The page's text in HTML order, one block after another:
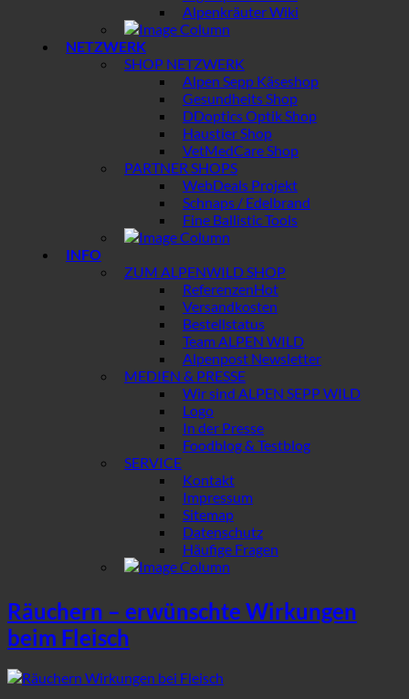
Alpenkräuter Wiki
NETZWERK
SHOP NETZWERK
Alpen Sepp Käseshop
Gesundheits Shop
DDoptics Optik Shop
Haustier Shop
VetMedCare Shop
PARTNER SHOPS
WebDeals Projekt
Schnaps / Edelbrand
Fine Ballistic Tools
INFO
ZUM ALPENWILD SHOP
Referenzen
Versandkosten
Bestellstatus
Team ALPEN WILD
Alpenpost Newsletter
MEDIEN & PRESSE
Wir sind ALPEN SEPP WILD
Logo
In der Presse
Foodblog & Testblog
SERVICE
Kontakt
Impressum
Sitemap
Datenschutz
Häufige Fragen
Räuchern – erwünschte Wirkungen
beim Fleisch